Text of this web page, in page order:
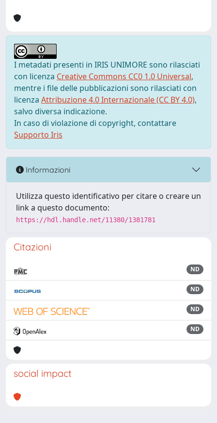
I metadati presenti in IRIS UNIMORE sono rilasciati
con licenza Creative Commons CC0 1.0 Universal,
mentre i file delle pubblicazioni sono rilasciati con
licenza Attribuzione 4.0 Internazionale (CC BY 4.0),
salvo diversa indicazione.
In caso di violazione di copyright, contattare
Supporto Iris
Informazioni
Utilizza questo identificativo per citare o creare un
link a questo documento:
https://hdl.handle.net/11380/1381781
Citazioni
ND
ND
ND
ND
social impact